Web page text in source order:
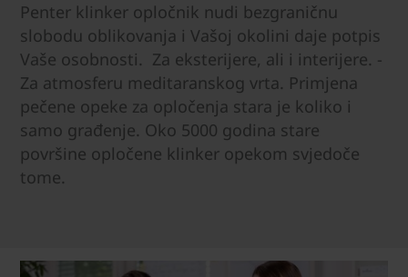
Penter klinker opločnik nudi bezgraničnu
slobodu oblikovanja i Vašoj okolini daje potpis
Vaše osobnosti. Za eksterijere, ali i interijere. ­
Za atmosferu meditaranskog vrta. Primjena
pečene opeke za opločenja stara je koliko i
samo građenje. Oko 5000 godina stare
površine opločene klinker opekom svjedoče
tome.